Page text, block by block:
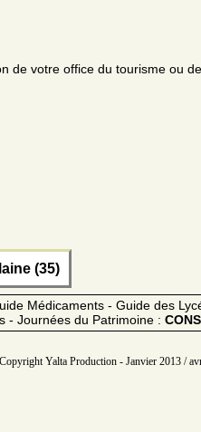
de votre office du tourisme ou
(35)
Médicaments - Guide des
- Journées du Patrimoine :
Copyright Yalta Production - Janvier 2013 /